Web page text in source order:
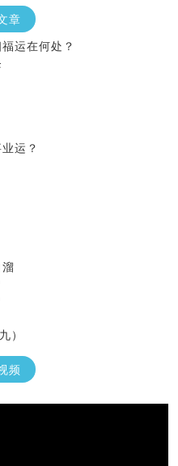
章
运在何处？
运？
）
力频